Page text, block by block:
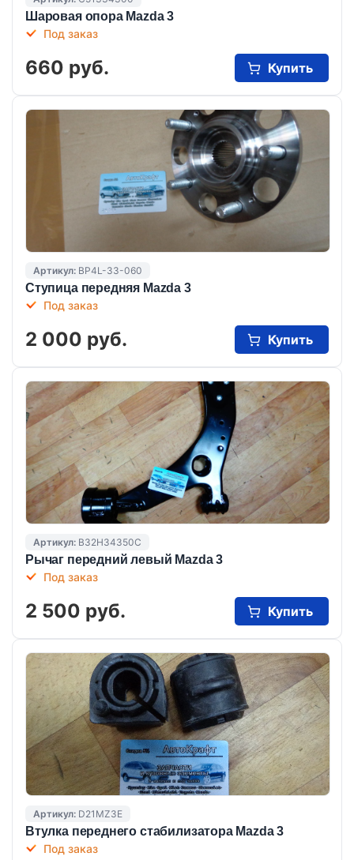
Шаровая опора Mazda 3
Под заказ
660 руб. Купить
Артикул: BP4L-33-060
Ступица передняя Mazda 3
Под заказ
2 000 руб. Купить
Артикул: B32H34350C
Рычаг передний левый Mazda 3
Под заказ
2 500 руб. Купить
Артикул: D21MZ3E
Втулка переднего стабилизатора Mazda 3
Под заказ